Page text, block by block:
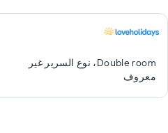
Double room، نوع السرير غير
معروف